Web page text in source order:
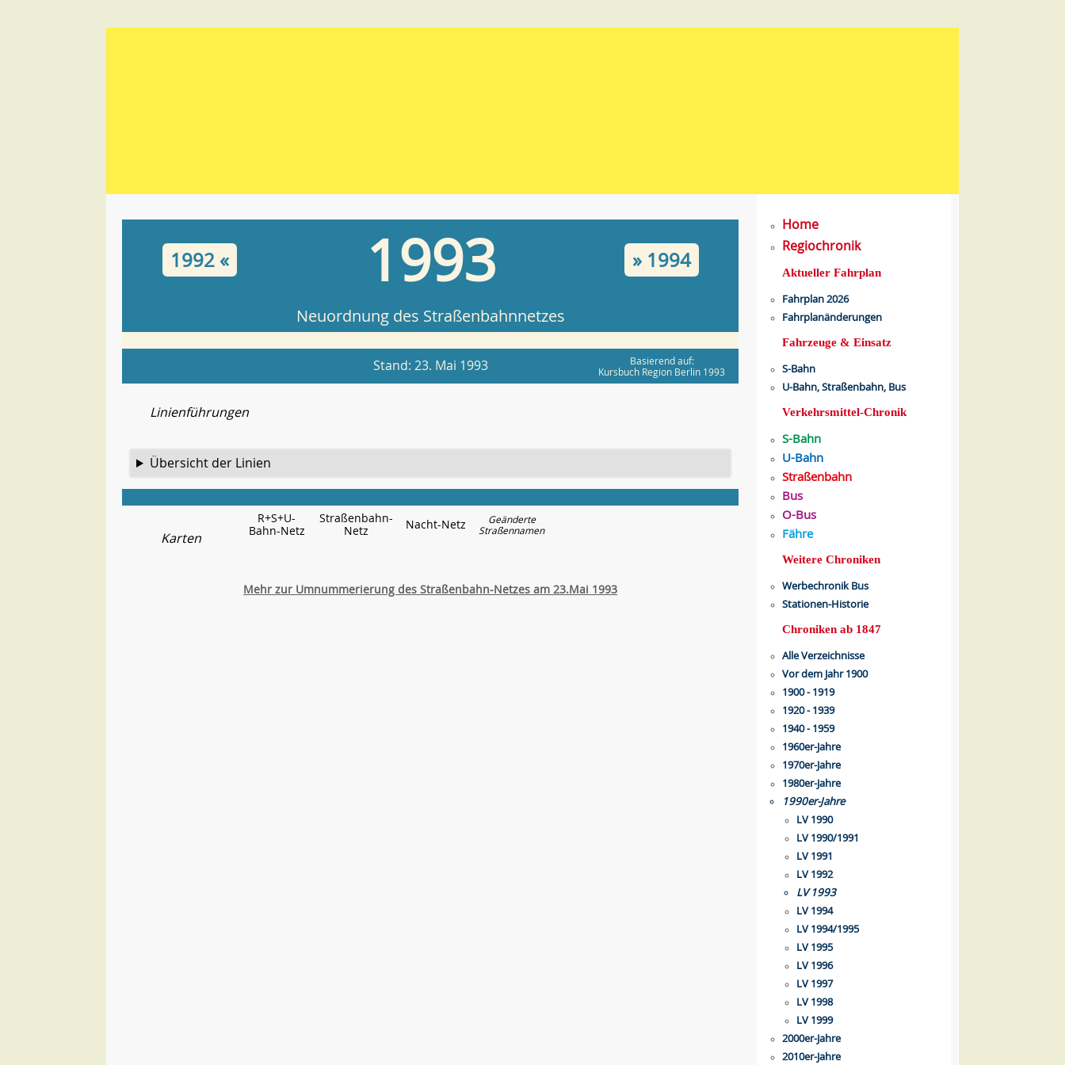
1992 « 1993 » 1994
Neuordnung des Straßenbahnnetzes
Stand: 23. Mai 1993
Basierend auf:
Kursbuch Region Berlin 1993
Linienführungen
Übersicht der Linien
Karten
R+S+U-
Bahn-Netz
Straßenbahn-
Netz
Nacht-Netz
Geänderte
Straßennamen
Mehr zur Umnummerierung des Straßenbahn-Netzes am 23.Mai 1993
Home
Regiochronik
Aktueller Fahrplan
Fahrplan 2026
Fahrplanänderungen
Fahrzeuge & Einsatz
S-Bahn
U-Bahn, Straßenbahn, Bus
Verkehrsmittel-Chronik
S-Bahn
U-Bahn
Straßenbahn
Bus
O-Bus
Fähre
Weitere Chroniken
Werbechronik Bus
Stationen-Historie
Chroniken ab 1847
Alle Verzeichnisse
Vor dem Jahr 1900
1900 - 1919
1920 - 1939
1940 - 1959
1960er-Jahre
1970er-Jahre
1980er-Jahre
1990er-Jahre
LV 1990
LV 1990/1991
LV 1991
LV 1992
LV 1993
LV 1994
LV 1994/1995
LV 1995
LV 1996
LV 1997
LV 1998
LV 1999
2000er-Jahre
2010er-Jahre